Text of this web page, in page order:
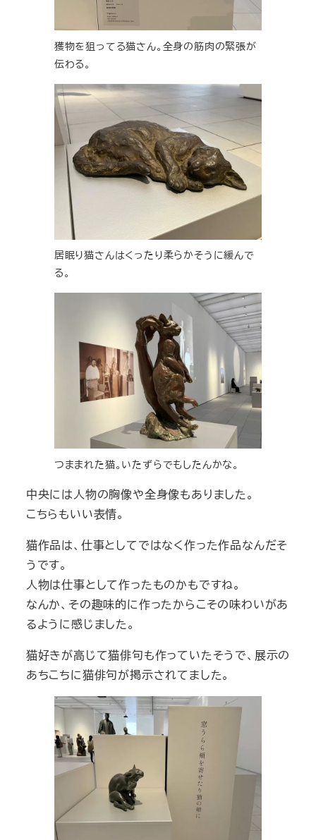
獲物を狙ってる猫さん。全身の筋肉の緊張が
伝わる。
居眠り猫さんはくったり柔らかそうに緩んで
る。
つままれた猫。いたずらでもしたんかな。
中央には人物の胸像や全身像もありました。
こちらもいい表情。
猫作品は、仕事としてではなく作った作品なんだそ
うです。
人物は仕事として作ったものかもですね。
なんか、その趣味的に作ったからこその味わいがあ
るように感じました。
猫好きが高じて猫俳句も作っていたそうで、展示の
あちこちに猫俳句が掲示されてました。